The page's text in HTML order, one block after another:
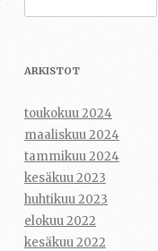
ARKISTOT
toukokuu 2024
maaliskuu 2024
tammikuu 2024
kesäkuu 2023
huhtikuu 2023
elokuu 2022
kesäkuu 2022